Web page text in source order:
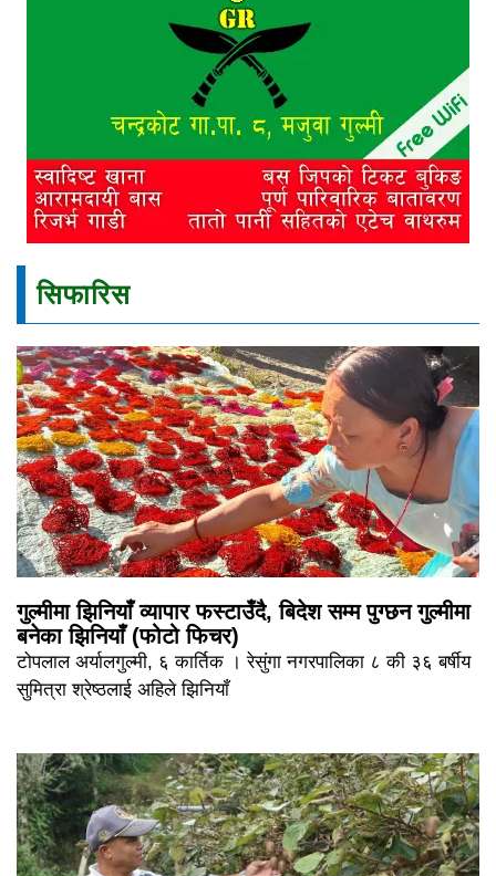
सिफारिस
गुल्मीमा झिनियाँ व्यापार फस्टाउँदै, बिदेश सम्म पुग्छन गुल्मीमा
बनेका झिनियाँ (फोटो फिचर)
टोपलाल अर्यालगुल्मी, ६ कार्तिक । रेसुंगा नगरपालिका ८ की ३६ बर्षीय
सुमित्रा श्रेष्ठलाई अहिले झिनियाँ